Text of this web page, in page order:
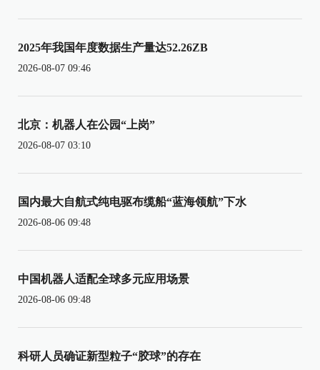
2025年我国年度数据生产量达52.26ZB
2026-08-07 09:46
北京：机器人在公园“上岗”
2026-08-07 03:10
国内最大自航式纯电驱布缆船“蓝海领航”下水
2026-08-06 09:48
中国机器人适配全球多元应用场景
2026-08-06 09:48
科研人员确证新型粒子“胶球”的存在